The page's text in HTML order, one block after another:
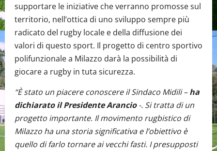
supportare le iniziative che verranno promosse sul
territorio, nell’ottica di uno sviluppo sempre più
radicato del rugby locale e della diffusione dei
valori di questo sport. Il progetto di centro sportivo
polifunzionale a Milazzo darà la possibilità di
giocare a rugby in tuta sicurezza.
“È stato un piacere conoscere il Sindaco Midili –ha
dichiarato il Presidente Arancio-. Si tratta di un
progetto importante. Il movimento rugbistico di
Milazzo ha una storia significativa e l’obiettivo è
quello di farlo tornare ai vecchi fasti. I presupposti